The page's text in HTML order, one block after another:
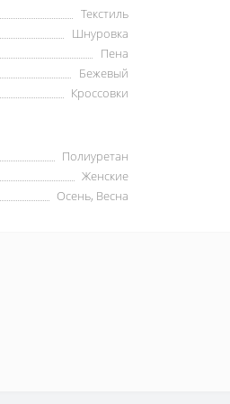
Текстиль
Шнуровка
Пена
Бежевый
Кроссовки
Полиуретан
Женские
Осень, Весна